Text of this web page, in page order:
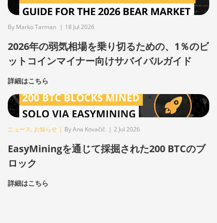
By Marko Tarman | 18 Jul 2026
2026年の弱気相場を乗り切るための、1％のビ
ットコインマイナー向けサバイバルガイド
詳細はこちら
ニュース, お知らせ | By Ana Kovačič | 2 Jul 2026
EasyMiningを通じて採掘された200 BTCのブ
ロック
詳細はこちら